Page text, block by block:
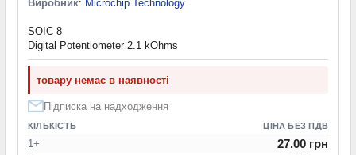
Виробник: Microchip Technology
SOIC-8
Digital Potentiometer 2.1 kOhms
товару немає в наявності
Підписка на надходження
КІЛЬКІСТЬ ЦІНА БЕЗ ПДВ
1+ 27.00 грн